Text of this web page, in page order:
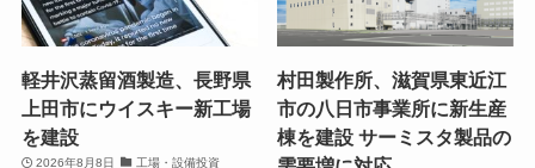
軽井沢蒸留酒製造、長野県
上田市にウイスキー新工場
を建設
2026年8月8日 工場・設備投資
村田製作所、滋賀県東近江
市の八日市事業所に新生産
棟を建設 サーミスタ製品の